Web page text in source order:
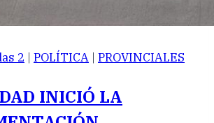
2 | POLÍTICA | PROVINCIALES
INICIÓ LA